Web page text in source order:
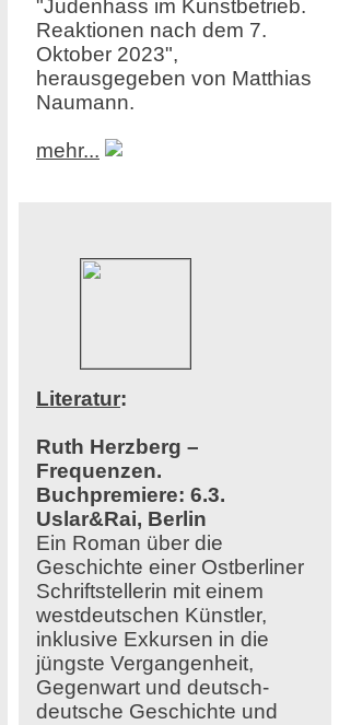
"Judenhass im Kunstbetrieb.
Reaktionen nach dem 7.
Oktober 2023",
herausgegeben von Matthias
Naumann.
mehr...
Literatur:
Ruth Herzberg –
Frequenzen.
Buchpremiere: 6.3.
Uslar&Rai, Berlin
Ein Roman über die
Geschichte einer Ostberliner
Schriftstellerin mit einem
westdeutschen Künstler,
inklusive Exkursen in die
jüngste Vergangenheit,
Gegenwart und deutsch-
deutsche Geschichte und